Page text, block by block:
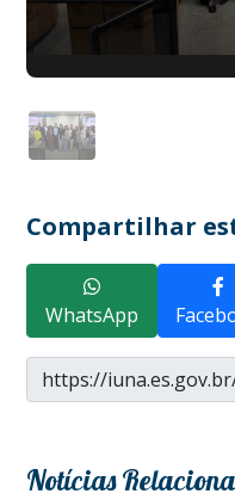
Compartilhar
WhatsApp
Notícias